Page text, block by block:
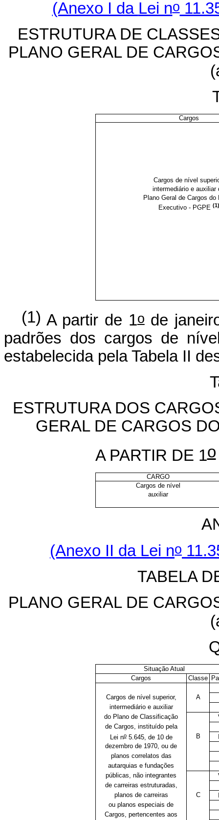
(Anexo I da Lei no
ESTRUTURA DE
PLANO GERAL DE
Cargos
Cargos de nível
intermediário e auxiliar
Plano Geral de Cargos do
Executivo - PGPE (1)
(1) A partir de 1ode
padrões dos cargos de
estabelecida pela Tabela II
ESTRUTURA DOS
GERAL DE CARGOS
A PARTIR DE 1o
CARGO
Cargos de nível
auxiliar
(Anexo II da Lei no
TABELA
PLANO GERAL DE
Situação Atual
Cargos
Classe
Cargos de nível superior,
A
intermediário e auxiliar
do Plano de Classificação
de Cargos, instituído pela
Lei no5.645, de 10 de B
dezembro de 1970, ou de
planos correlatos das
autarquias e fundações
públicas, não integrantes
de carreiras estruturadas,
planos de carreiras
C
ou planos especiais de
Cargos, pertencentes aos